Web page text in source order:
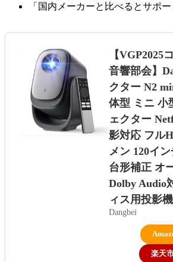
「国内メーカーと比べるとサポー
【VGP2025
音響部会】
クター N2
体型 ミニ 小
ェクター
影対応 フル
メン 120イ
台形補正 オ
Dolby Audio
ィス用投影機
Dangbei
楽天